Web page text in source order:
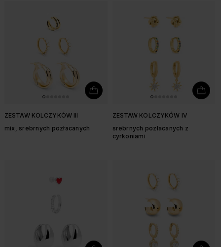
ZESTAW KOLCZYKÓW III
mix, srebrnych pozłacanych
ZESTAW KOLCZYKÓW IV
srebrnych pozłacanych z
cyrkoniami